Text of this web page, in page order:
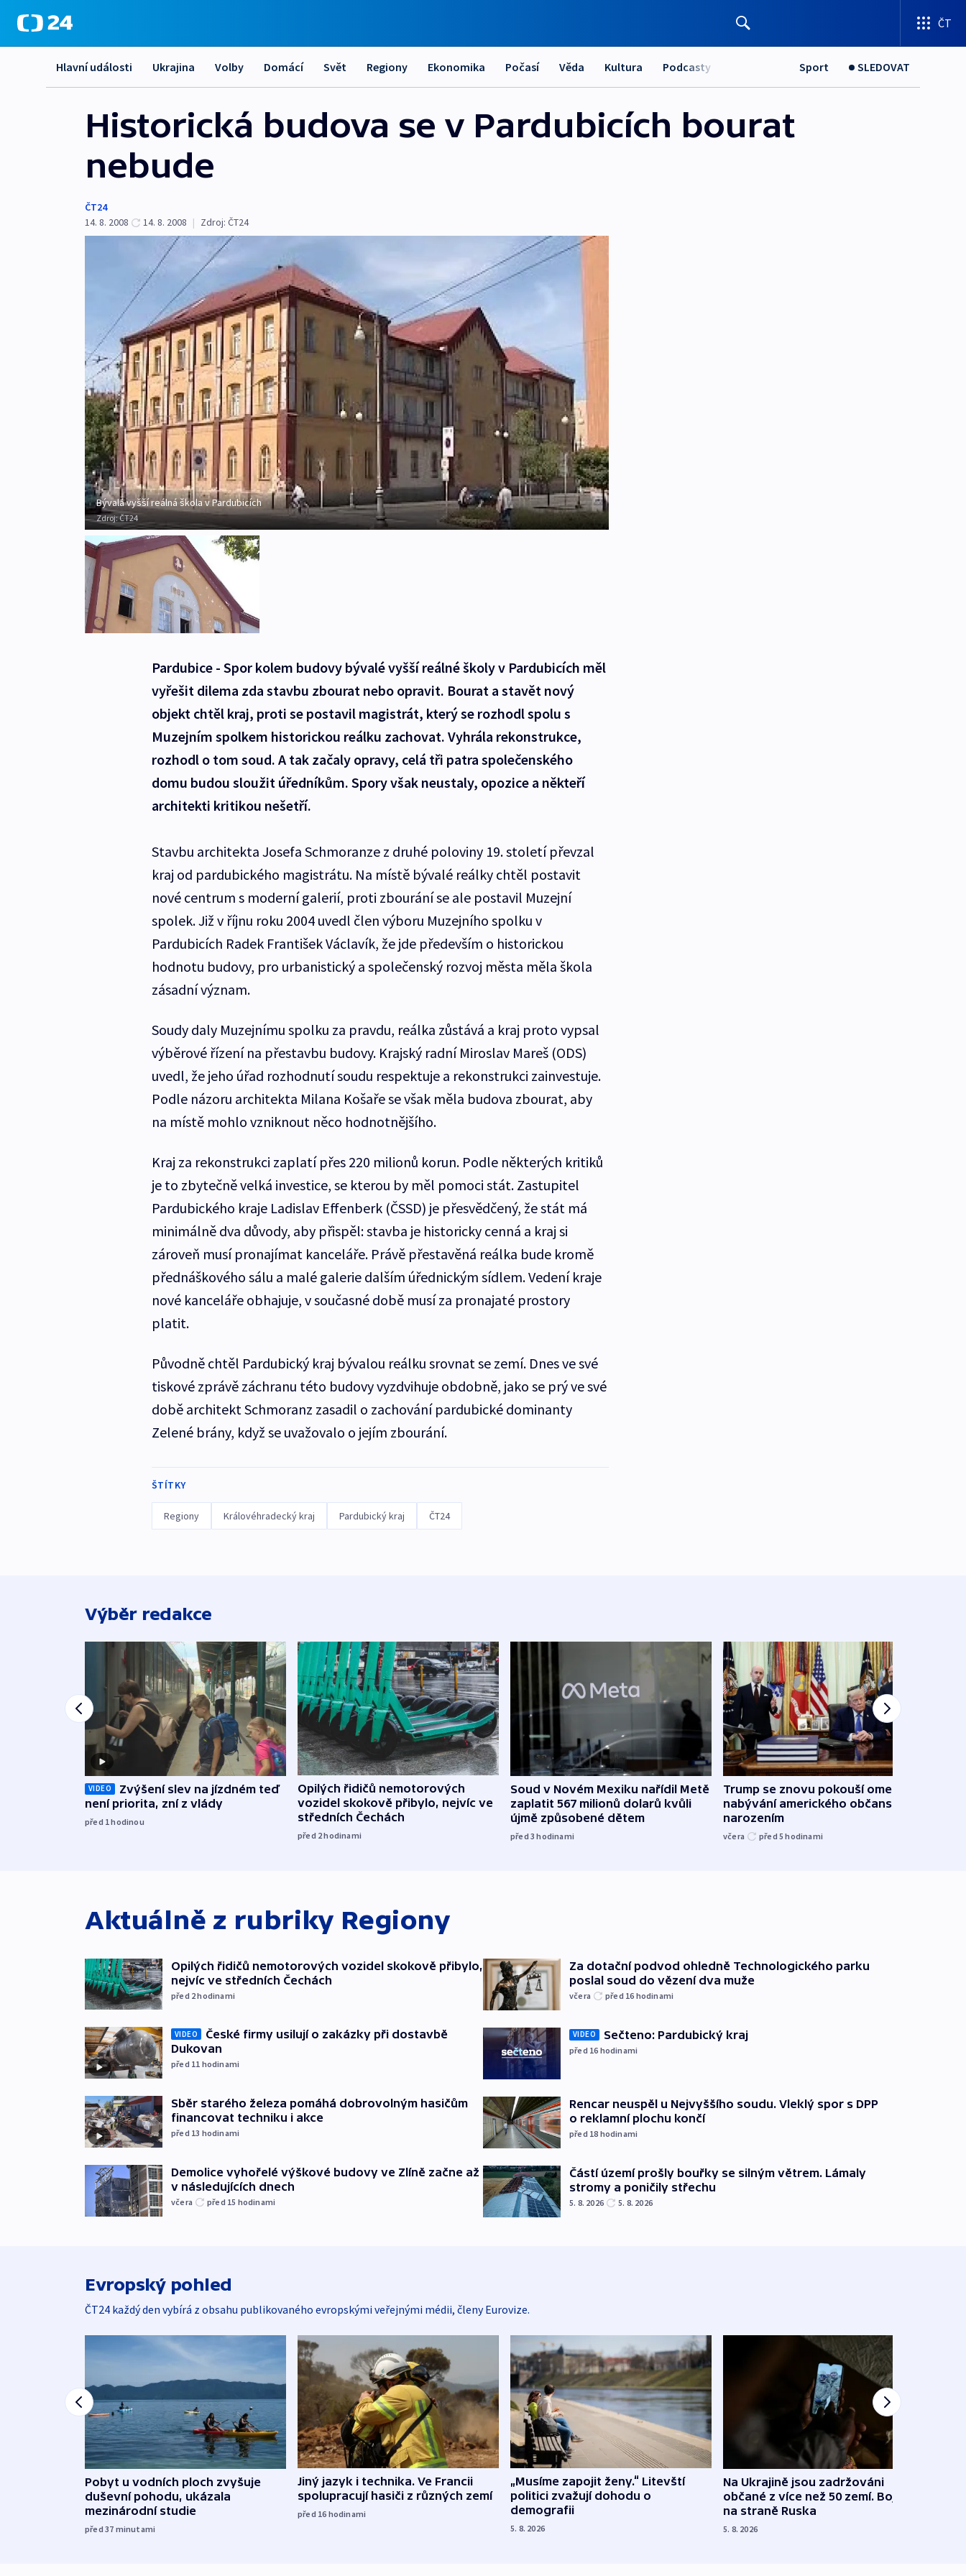
ČT
Hlavní události Ukrajina Volby Domácí Svět Regiony Ekonomika Počasí Věda Kultura Podcasty Sport SLEDOVAT
Historická budova se v Pardubicích bourat
nebude
ČT24
14. 8. 2008
14. 8. 2008 | Zdroj: ČT24
Bývalá vyšší reálná škola v Pardubicích
Zdroj:ČT24
Pardubice - Spor kolem budovy bývalé vyšší reálné školy v Pardubicích měl
vyřešit dilema zda stavbu zbourat nebo opravit. Bourat a stavět nový
objekt chtěl kraj, proti se postavil magistrát, který se rozhodl spolu s
Muzejním spolkem historickou reálku zachovat. Vyhrála rekonstrukce,
rozhodl o tom soud. A tak začaly opravy, celá tři patra společenského
domu budou sloužit úředníkům. Spory však neustaly, opozice a někteří
architekti kritikou nešetří.
Stavbu architekta Josefa Schmoranze z druhé poloviny 19. století převzal
kraj od pardubického magistrátu. Na místě bývalé reálky chtěl postavit
nové centrum s moderní galerií, proti zbourání se ale postavil Muzejní
spolek. Již v říjnu roku 2004 uvedl člen výboru Muzejního spolku v
Pardubicích Radek František Václavík, že jde především o historickou
hodnotu budovy, pro urbanistický a společenský rozvoj města měla škola
zásadní význam.
Soudy daly Muzejnímu spolku za pravdu, reálka zůstává a kraj proto vypsal
výběrové řízení na přestavbu budovy. Krajský radní Miroslav Mareš (ODS)
uvedl, že jeho úřad rozhodnutí soudu respektuje a rekonstrukci zainvestuje.
Podle názoru architekta Milana Košaře se však měla budova zbourat, aby
na místě mohlo vzniknout něco hodnotnějšího.
Kraj za rekonstrukci zaplatí přes 220 milionů korun. Podle některých kritiků
je to zbytečně velká investice, se kterou by měl pomoci stát. Zastupitel
Pardubického kraje Ladislav Effenberk (ČSSD) je přesvědčený, že stát má
minimálně dva důvody, aby přispěl: stavba je historicky cenná a kraj si
zároveň musí pronajímat kanceláře. Právě přestavěná reálka bude kromě
přednáškového sálu a malé galerie dalším úřednickým sídlem. Vedení kraje
nové kanceláře obhajuje, v současné době musí za pronajaté prostory
platit.
Původně chtěl Pardubický kraj bývalou reálku srovnat se zemí. Dnes ve své
tiskové zprávě záchranu této budovy vyzdvihuje obdobně, jako se prý ve své
době architekt Schmoranz zasadil o zachování pardubické dominanty
Zelené brány, když se uvažovalo o jejím zbourání.
ŠTÍTKY
Regiony Královéhradecký kraj Pardubický kraj ČT24
Výběr redakce
VIDEO
Zvýšení slev na jízdném teď
není priorita, zní z vlády
před 1hodinou
Opilých řidičů nemotorových
vozidel skokově přibylo, nejvíc ve
středních Čechách
před 2hodinami
Soud v Novém Mexiku nařídil Metě
zaplatit 567 milionů dolarů kvůli
újmě způsobené dětem
před 3hodinami
Trump se znovu pokouší omezit
nabývání amerického občanství
narozením
včera před 5hodinami
Aktuálně z rubriky Regiony
Opilých řidičů nemotorových vozidel skokově přibylo,
nejvíc ve středních Čechách
před 2hodinami
VIDEO
České firmy usilují o zakázky při dostavbě
Dukovan
před 11 hodinami
Sběr starého železa pomáhá dobrovolným hasičům
financovat techniku i akce
před 13 hodinami
Demolice vyhořelé výškové budovy ve Zlíně začne až
v následujících dnech
včera před 15 hodinami
Za dotační podvod ohledně Technologického parku
poslal soud do vězení dva muže
včera před 16 hodinami
VIDEO Sečteno: Pardubický kraj
před 16 hodinami
Rencar neuspěl u Nejvyššího soudu. Vleklý spor s DPP
o reklamní plochu končí
před 18 hodinami
Částí území prošly bouřky se silným větrem. Lámaly
stromy a poničily střechu
5. 8. 2026 5. 8. 2026
Evropský pohled
ČT24 každý den vybírá z obsahu publikovaného evropskými veřejnými médii, členy Eurovize.
Pobyt u vodních ploch zvyšuje
duševní pohodu, ukázala
mezinárodní studie
před 37 minutami
Jiný jazyk i technika. Ve Francii
spolupracují hasiči z různých zemí
před 16 hodinami
„Musíme zapojit ženy.“ Litevští
politici zvažují dohodu o
demografii
5. 8. 2026
Na Ukrajině jsou zadržováni
občané z více než 50 zemí. Bojovali
na straně Ruska
5. 8. 2026